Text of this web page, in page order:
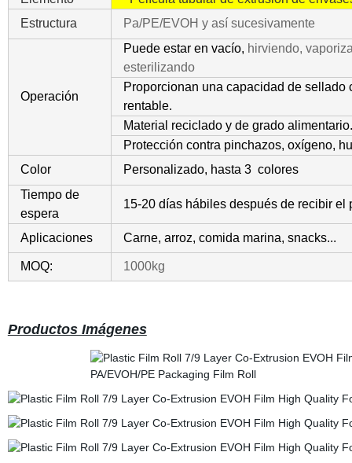
Estructura
Pa/PE/EVOH y así sucesivamente
Operación
Puede estar en vacío, hirviendo,
esterilizando
Proporcionan una capacidad de sellado
rentable.
Material reciclado y de grado alimentario.
Protección contra pinchazos, oxígeno,
Color
Personalizado, hasta 3 colores
Tiempo de
espera
15-20 días hábiles después de recibir el
Aplicaciones Carne, arroz, comida marina, snacks...
MOQ: 1000kg
Productos Imágenes